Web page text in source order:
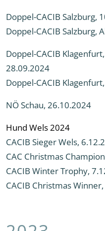
Doppel-CACIB Salzburg,
Doppel-CACIB Salzburg,
Doppel-CACIB
28.09.2024
Doppel-CACIB
NÖ Schau, 26.10.2024
Hund Wels 2024
CACIB Sieger Wels,
CAC Christmas
CACIB Winter Trophy,
CACIB Christmas